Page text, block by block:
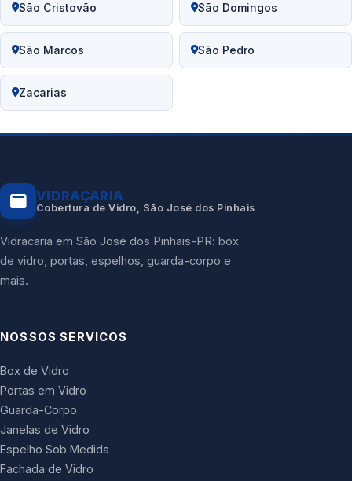
São Cristovão São Domingos
São Marcos São Pedro
Zacarias
VIDRAÇARIA
Cobertura de Vidro, São José dos Pinhais
Vidracaria em São José dos Pinhais-PR: box
de vidro, portas, espelhos, guarda-corpo e
mais.
NOSSOS SERVICOS
Box de Vidro
Portas em Vidro
Guarda-Corpo
Janelas de Vidro
Espelho Sob Medida
Fachada de Vidro